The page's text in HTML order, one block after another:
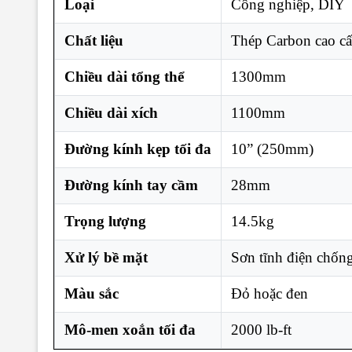
Loại Công nghiệp, DIY
Chất liệu Thép Carbon cao
Chiều dài tổng thể 1300mm
Chiều dài xích 1100mm
Đường kính kẹp tối đa 10” (250mm)
Đường kính tay cầm 28mm
Trọng lượng 14.5kg
Xử lý bề mặt Sơn tĩnh điện
Màu sắc Đỏ hoặc đen
Mô-men xoắn tối đa 2000 lb-ft